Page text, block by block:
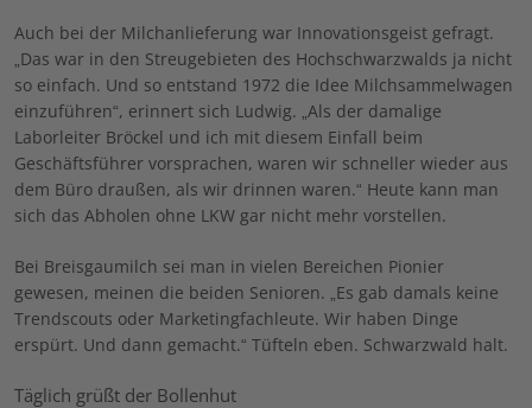
Auch bei der Milchanlieferung war Innovationsgeist gefragt.
„Das war in den Streugebieten des Hochschwarzwalds ja nicht
so einfach. Und so entstand 1972 die Idee Milchsammelwagen
einzuführen“, erinnert sich Ludwig. „Als der damalige
Laborleiter Bröckel und ich mit diesem Einfall beim
Geschäftsführer vorsprachen, waren wir schneller wieder aus
dem Büro draußen, als wir drinnen waren.“ Heute kann man
sich das Abholen ohne LKW gar nicht mehr vorstellen.
Bei Breisgaumilch sei man in vielen Bereichen Pionier
gewesen, meinen die beiden Senioren. „Es gab damals keine
Trendscouts oder Marketingfachleute. Wir haben Dinge
erspürt. Und dann gemacht.“ Tüfteln eben. Schwarzwald halt.
Täglich grüßt der Bollenhut